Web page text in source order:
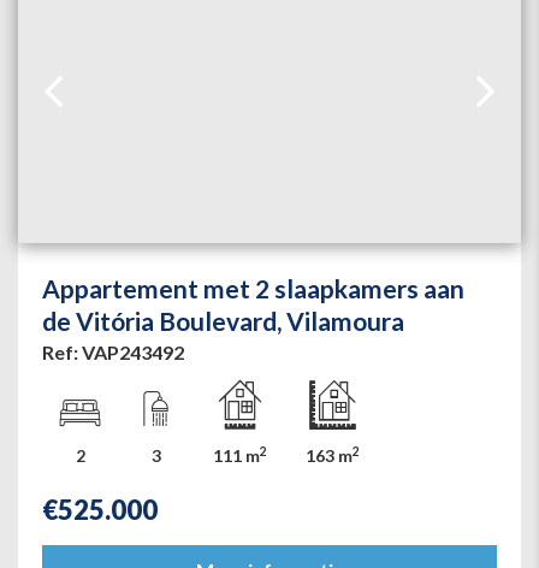
Appartement met 2 slaapkamers aan
de Vitória Boulevard, Vilamoura
Ref: VAP243492
2 3 111 m2 163 m2
€525.000